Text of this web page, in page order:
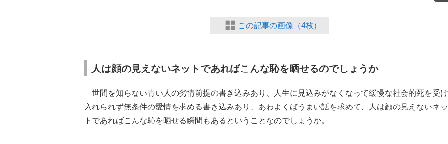
この記事の画像（4枚）
人は顔の見えないネットであればこんな恥を晒せるのでしょうか
世間を知らない青い人の劣情前提の書き込みあり、人生に見込みがなくなって緩慢な社会的死を受け
入れられず無条件の愛情を求める書き込みあり、あわよくばうまい話を求めて、人は顔の見えないネッ
トであればこんな恥を晒せる瞬間もあるということなのでしょうか。